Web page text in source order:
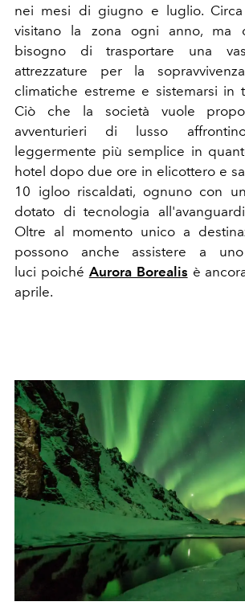
nei mesi di giugno e luglio.
visitano la zona ogni anno, ma
bisogno di trasportare una
attrezzature per la
climatiche estreme e sistemarsi in
Ciò che la società vuole
avventurieri di lusso
leggermente più semplice in
hotel dopo due ore in elicottero e
10 igloo riscaldati, ognuno con
dotato di tecnologia
Oltre al momento unico a
possono anche assistere a
luci poiché Aurora Borealis è
aprile.